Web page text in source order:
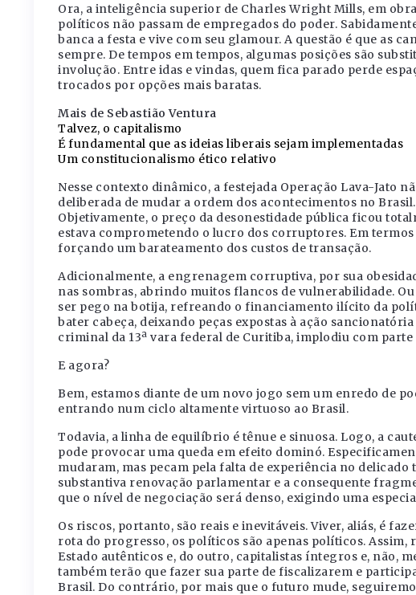
Ora, a inteligência superior de Charles Wright Mills, em
políticos não passam de empregados do poder.
banca a festa e vive com seu glamour. A questão é que as
sempre. De tempos em tempos, algumas posições são
involução. Entre idas e vindas, quem fica parado perde
trocados por opções mais baratas.
Mais de Sebastião Ventura
Talvez, o capitalismo
É fundamental que as ideias liberais sejam implementadas
Um constitucionalismo ético relativo
Nesse contexto dinâmico, a festejada Operação Lava-Jato
deliberada de mudar a ordem dos acontecimentos no
Objetivamente, o preço da desonestidade pública ficou
estava comprometendo o lucro dos corruptores. Em
forçando um barateamento dos custos de transação.
Adicionalmente, a engrenagem corruptiva, por sua
nas sombras, abrindo muitos flancos de vulnerabilidade.
ser pego na botija, refreando o financiamento ilícito da
bater cabeça, deixando peças expostas à ação
criminal da 13ª vara federal de Curitiba, implodiu com
E agora?
Bem, estamos diante de um novo jogo sem um enredo de
entrando num ciclo altamente virtuoso ao Brasil.
Todavia, a linha de equilíbrio é tênue e sinuosa. Logo, a
pode provocar uma queda em efeito dominó.
mudaram, mas pecam pela falta de experiência no delicado
substantiva renovação parlamentar e a consequente
que o nível de negociação será denso, exigindo uma
Os riscos, portanto, são reais e inevitáveis. Viver, aliás, é
rota do progresso, os políticos são apenas políticos. Assim,
Estado autênticos e, do outro, capitalistas íntegros e, não,
também terão que fazer sua parte de fiscalizarem e
Brasil. Do contrário, por mais que o futuro mude,